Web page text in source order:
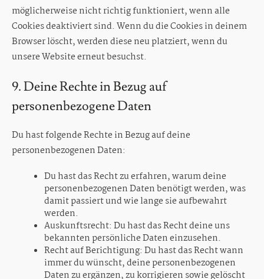
möglicherweise nicht richtig funktioniert, wenn alle
Cookies deaktiviert sind. Wenn du die Cookies in deinem
Browser löscht, werden diese neu platziert, wenn du
unsere Website erneut besuchst.
9. Deine Rechte in Bezug auf
personenbezogene Daten
Du hast folgende Rechte in Bezug auf deine
personenbezogenen Daten:
Du hast das Recht zu erfahren, warum deine
personenbezogenen Daten benötigt werden, was
damit passiert und wie lange sie aufbewahrt
werden.
Auskunftsrecht: Du hast das Recht deine uns
bekannten persönliche Daten einzusehen.
Recht auf Berichtigung: Du hast das Recht wann
immer du wünscht, deine personenbezogenen
Daten zu ergänzen, zu korrigieren sowie gelöscht